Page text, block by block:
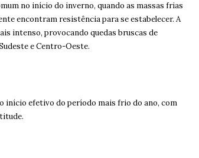
no início do inverno, quando as massas frias
encontram resistência para se estabelecer. A
intenso, provocando quedas bruscas de
e Centro-Oeste.
início efetivo do período mais frio do ano, com